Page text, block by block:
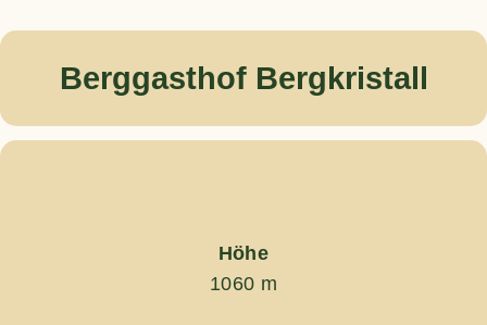
Berggasthof Bergkristall
Höhe
1060 m